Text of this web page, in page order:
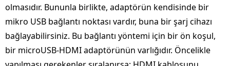
olmasıdır. Bununla birlikte, adaptörün kendisinde bir
mikro USB bağlantı noktası vardır, buna bir şarj cihazı
bağlayabilirsiniz. Bu bağlantı yöntemi için bir ön koşul,
bir microUSB-HDMI adaptörünün varlığıdır. Öncelikle